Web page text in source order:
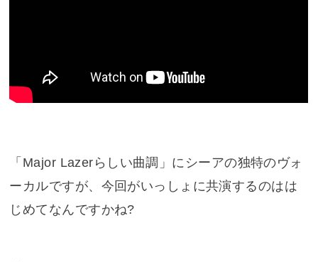
「Major Lazerらしい曲調」にシーアの独特のヴォ
ーカルですが、今回がいっしょに共演するのはは
じめてなんですかね?